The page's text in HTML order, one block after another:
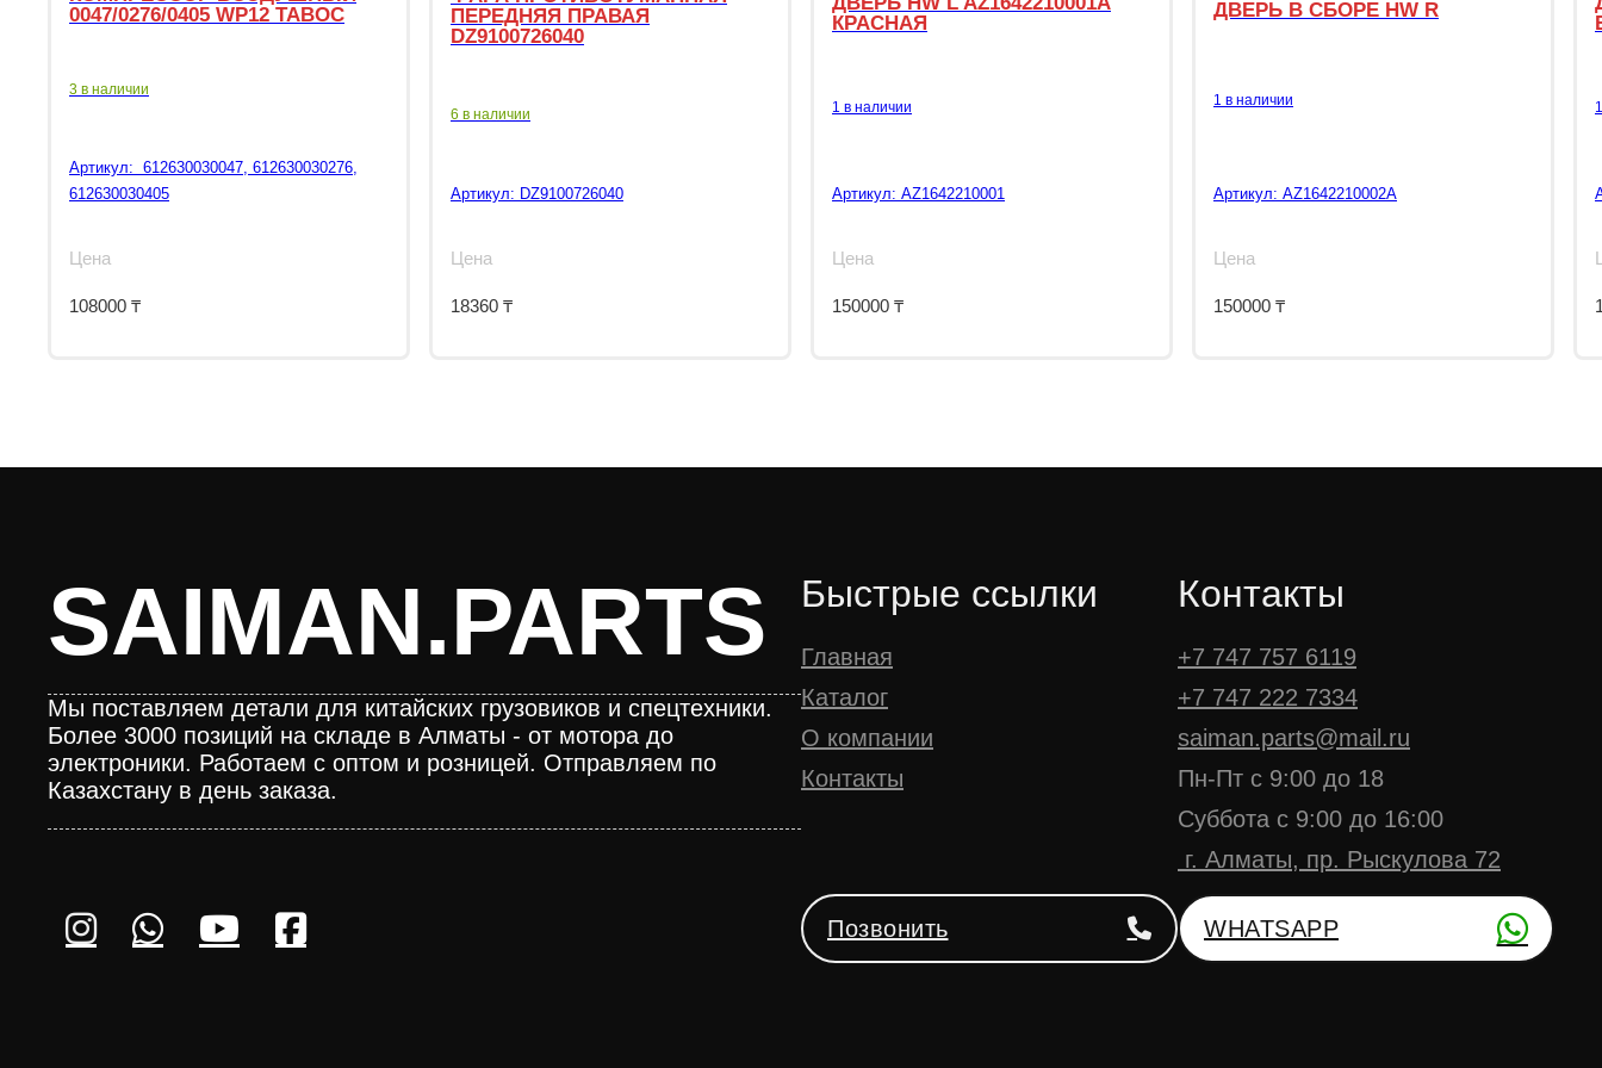
0047/0276/0405 WP12 TABOC
3 в наличии
Артикул: 612630030047, 612630030276,
612630030405
Цена
108000 ₸
ПЕРЕДНЯЯ ПРАВАЯ
DZ9100726040
6 в наличии
Артикул: DZ9100726040
Цена
18360 ₸
КРАСНАЯ
1 в наличии
Артикул: AZ1642210001
Цена
150000 ₸
ДВЕРЬ В СБОРЕ HW R
1 в наличии
Артикул: AZ1642210002A
Цена
150000 ₸
SAIMAN.PARTS
Мы поставляем детали для китайских грузовиков и спецтехники.
Более 3000 позиций на складе в Алматы - от мотора до
электроники. Работаем с оптом и розницей. Отправляем по
Казахстану в день заказа.
Быстрые ссылки
Главная
Каталог
О компании
Контакты
Контакты
+7 747 757 6119
+7 747 222 7334
saiman.parts@mail.ru
Пн-Пт с 9:00 до 18
Суббота с 9:00 до 16:00
г. Алматы, пр. Рыскулова 72
Позвонить WHATSAPP